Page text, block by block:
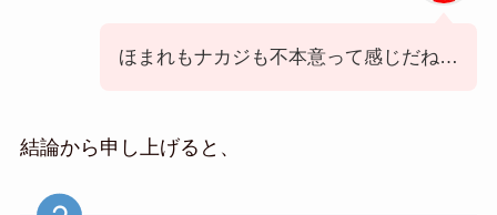
ほまれもナカジも不本意って感じだね…
結論から申し上げると、